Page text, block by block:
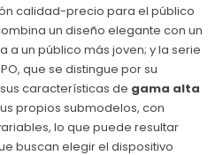
calidad-precio para el público
un diseño elegante con un
a un público más joven; y la serie
que se distingue por su
características de gama alta
propios submodelos, con
lo que puede resultar
buscan elegir el dispositivo